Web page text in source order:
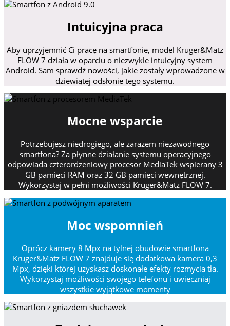
Intuicyjna praca
Aby uprzyjemnić Ci pracę na smartfonie, model Kruger&Matz
FLOW 7 działa w oparciu o niezwykle intuicyjny system
Android. Sam sprawdź nowości, jakie zostały wprowadzone w
dziewiątej odsłonie tego systemu.
Mocne wsparcie
Potrzebujesz niedrogiego, ale zarazem niezawodnego
smartfona? Za płynne działanie systemu operacyjnego
odpowiada czterordzeniowy procesor MediaTek wspierany 3
GB pamięci RAM oraz 32 GB pamięci wewnętrznej.
Wykorzystaj w pełni możliwości Kruger&Matz FLOW 7.
Moc wspomnień
Oprócz kamery 8 Mpx na tylnej obudowie smartfona
Kruger&Matz FLOW 7 znajduje się dodatkowa kamera 0,3
Mpx, dzięki której uzyskasz doskonałe efekty rozmycia tła.
Wykorzystaj możliwości swojego telefonu i uwieczniaj
wszystkie wyjątkowe momenty